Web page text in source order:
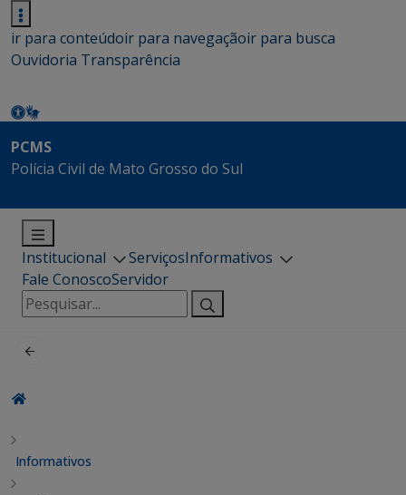
ir para conteúdoir para navegaçãoir para busca
Ouvidoria Transparência
PCMS
Polícia Civil de Mato Grosso do Sul
Institucional ServiçosInformativos
Fale ConoscoServidor
Pesquisar
por:
Informativos